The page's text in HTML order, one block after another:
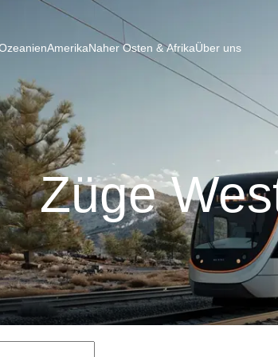
AmerikaNaher Osten & AfrikaÜber uns
Züge